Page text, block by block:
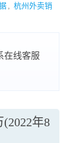
, 杭州外卖销
在线客服
(2022年8